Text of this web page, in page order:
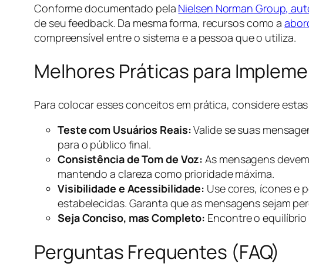
Conforme documentado pela Nielsen Norman Group,
de seu feedback. Da mesma forma, recursos como a
compreensível entre o sistema e a pessoa que o utiliza.
Melhores Práticas para
Para colocar esses conceitos em prática, considere
Teste com Usuários Reais:Valide se suas
para o público final.
Consistência de Tom de Voz: As mensagens
mantendo a clareza como prioridade máxima.
Visibilidade e Acessibilidade: Use cores, ícones e
estabelecidas. Garanta que as mensagens sejam
Seja Conciso, mas Completo: Encontre o
Perguntas Frequentes (FAQ)